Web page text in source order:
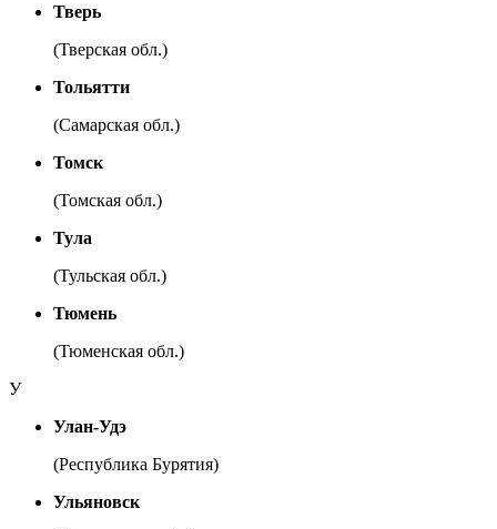
Тверь
(Тверская обл.)
Тольятти
(Самарская обл.)
Томск
(Томская обл.)
Тула
(Тульская обл.)
Тюмень
(Тюменская обл.)
У
Улан-Удэ
(Республика Бурятия)
Ульяновск